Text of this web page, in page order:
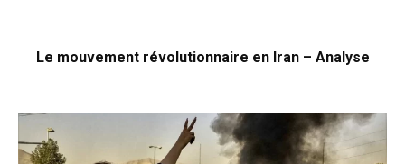
Le mouvement révolutionnaire en Iran – Analyse